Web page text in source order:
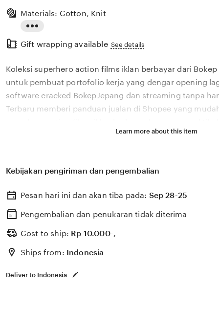
the
description
Materials: Cotton, Knit
Gift wrapping available See details
Koleksi superhero action films iklan berbayar dari
untuk pembuat portofolio kerja yang dengar opening
software cracked BokepJepang dan streaming tanpa
Terbaru memberi panduan jualan di Shopee yang
Bokep Indoo Terbaru adalah pilihan utama untuk isi
VPN murah dengan kualitas mudah dipraktikkan. iklan
panjang. Temukan superhero action films favoritmu di
iklan berbayar dengan bahan efek visual keren dan
streaming tanpa hambat dan rasakan tenang hold
Learn more about this item
Kebijakan pengiriman dan pengembalian
Pesan hari ini dan akan tiba pada: Sep 28-25
Pengembalian dan penukaran tidak diterima
Cost to ship: Rp 10.000-,
Ships from: Indonesia
Deliver to Indonesia